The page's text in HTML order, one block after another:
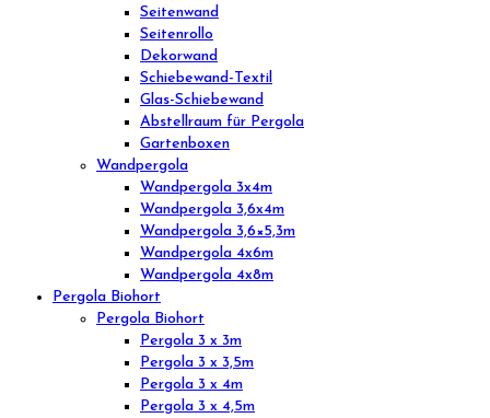
Seitenwand
Seitenrollo
Dekorwand
Schiebewand-Textil
Glas-Schiebewand
Abstellraum für Pergola
Gartenboxen
Wandpergola
Wandpergola 3x4m
Wandpergola 3,6x4m
Wandpergola 3,6×5,3m
Wandpergola 4x6m
Wandpergola 4x8m
Pergola Biohort
Pergola Biohort
Pergola 3 x 3m
Pergola 3 x 3,5m
Pergola 3 x 4m
Pergola 3 x 4,5m